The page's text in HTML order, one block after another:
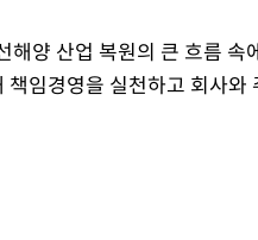
양 산업 복원의 큰 흐름 속
임경영을 실천하고 회사와